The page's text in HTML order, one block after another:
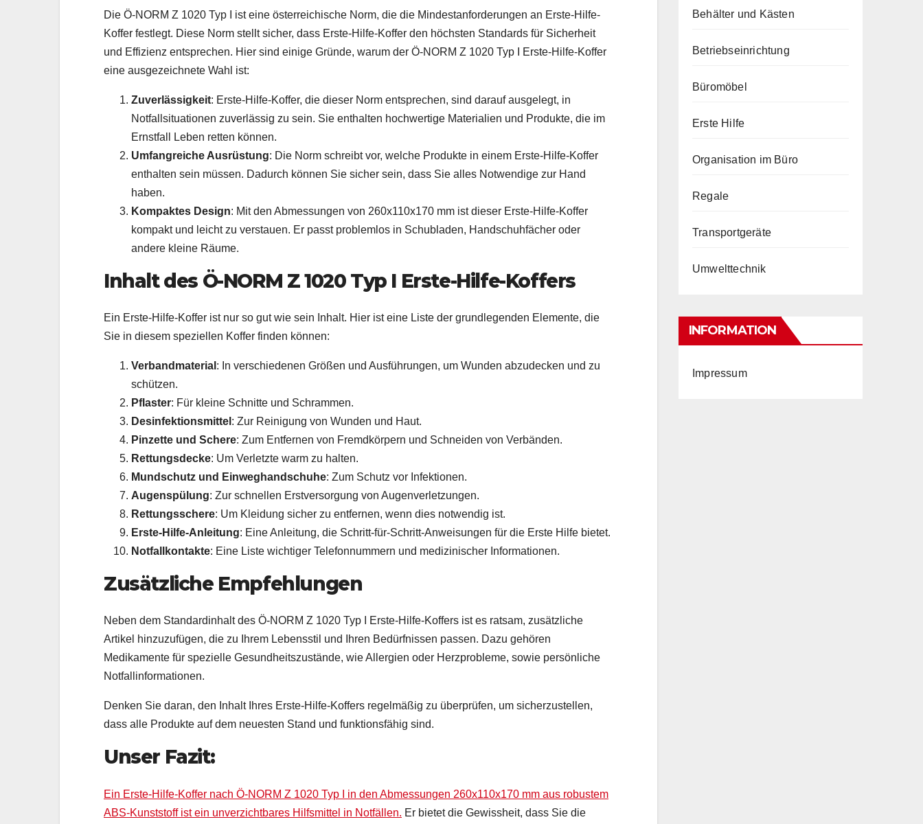
Die Ö-NORM Z 1020 Typ I ist eine österreichische Norm, die die Mindestanforderungen an Erste-Hilfe-
Koffer festlegt. Diese Norm stellt sicher, dass Erste-Hilfe-Koffer den höchsten Standards für Sicherheit
und Effizienz entsprechen. Hier sind einige Gründe, warum der Ö-NORM Z 1020 Typ I Erste-Hilfe-Koffer
eine ausgezeichnete Wahl ist:
Zuverlässigkeit: Erste-Hilfe-Koffer, die dieser Norm entsprechen, sind darauf ausgelegt, in
Notfallsituationen zuverlässig zu sein. Sie enthalten hochwertige Materialien und Produkte, die im
Ernstfall Leben retten können.
Umfangreiche Ausrüstung: Die Norm schreibt vor, welche Produkte in einem Erste-Hilfe-Koffer
enthalten sein müssen. Dadurch können Sie sicher sein, dass Sie alles Notwendige zur Hand
haben.
Kompaktes Design: Mit den Abmessungen von 260x110x170 mm ist dieser Erste-Hilfe-Koffer
kompakt und leicht zu verstauen. Er passt problemlos in Schubladen, Handschuhfächer oder
andere kleine Räume.
Inhalt des Ö-NORM Z 1020 Typ I Erste-Hilfe-Koffers
Ein Erste-Hilfe-Koffer ist nur so gut wie sein Inhalt. Hier ist eine Liste der grundlegenden Elemente, die
Sie in diesem speziellen Koffer finden können:
Verbandmaterial : In verschiedenen Größen und Ausführungen, um Wunden abzudecken und zu
schützen.
Pflaster: Für kleine Schnitte und Schrammen.
Desinfektionsmittel : Zur Reinigung von Wunden und Haut.
Pinzette und Schere: Zum Entfernen von Fremdkörpern und Schneiden von Verbänden.
Rettungsdecke: Um Verletzte warm zu halten.
Mundschutz und Einweghandschuhe: Zum Schutz vor Infektionen.
Augenspülung: Zur schnellen Erstversorgung von Augenverletzungen.
Rettungsschere: Um Kleidung sicher zu entfernen, wenn dies notwendig ist.
Erste-Hilfe-Anleitung: Eine Anleitung, die Schritt-für-Schritt-Anweisungen für die Erste Hilfe bietet.
Notfallkontakte: Eine Liste wichtiger Telefonnummern und medizinischer Informationen.
Zusätzliche Empfehlungen
Neben dem Standardinhalt des Ö-NORM Z 1020 Typ I Erste-Hilfe-Koffers ist es ratsam, zusätzliche
Artikel hinzuzufügen, die zu Ihrem Lebensstil und Ihren Bedürfnissen passen. Dazu gehören
Medikamente für spezielle Gesundheitszustände, wie Allergien oder Herzprobleme, sowie persönliche
Notfallinformationen.
Denken Sie daran, den Inhalt Ihres Erste-Hilfe-Koffers regelmäßig zu überprüfen, um sicherzustellen,
dass alle Produkte auf dem neuesten Stand und funktionsfähig sind.
Unser Fazit:
Ein Erste-Hilfe-Koffer nach Ö-NORM Z 1020 Typ I in den Abmessungen 260x110x170 mm aus robustem
ABS-Kunststoff ist ein unverzichtbares Hilfsmittel in Notfällen. Er bietet die Gewissheit, dass Sie die
Behälter und Kästen
Betriebseinrichtung
Büromöbel
Erste Hilfe
Organisation im Büro
Regale
Transportgeräte
Umwelttechnik
INFORMATION
Impressum